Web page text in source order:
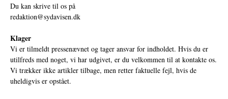
Du kan skrive til os på
redaktion@sydavisen.dk
Klager
Vi er tilmeldt pressenævnet og tager ansvar for indholdet. Hvis du er
utilfreds med noget, vi har udgivet, er du velkommen til at kontakte os.
Vi trækker ikke artikler tilbage, men retter faktuelle fejl, hvis de
uheldigvis er opstået.